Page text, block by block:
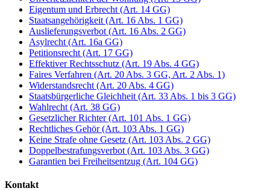
Eigentum und Erbrecht (Art. 14 GG)
Staatsangehörigkeit (Art. 16 Abs. 1 GG)
Auslieferungsverbot (Art. 16 Abs. 2 GG)
Asylrecht (Art. 16a GG)
Petitionsrecht (Art. 17 GG)
Effektiver Rechtsschutz (Art. 19 Abs. 4 GG)
Faires Verfahren (Art. 20 Abs. 3 GG, Art. 2 Abs. 1)
Widerstandsrecht (Art. 20 Abs. 4 GG)
Staatsbürgerliche Gleichheit (Art. 33 Abs. 1 bis 3 GG)
Wahlrecht (Art. 38 GG)
Gesetzlicher Richter (Art. 101 Abs. 1 GG)
Rechtliches Gehör (Art. 103 Abs. 1 GG)
Keine Strafe ohne Gesetz (Art. 103 Abs. 2 GG)
Doppelbestrafungsverbot (Art. 103 Abs. 3 GG)
Garantien bei Freiheitsentzug (Art. 104 GG)
Kontakt